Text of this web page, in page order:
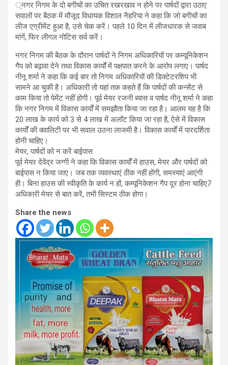
्नगर निगम के दो बगीचों का उचित रखरखाव न होने पर पार्षदों द्वारा उठाए
सवालों पर बैठक में मौजूद विधायक विशाल नैहरिया ने कहा कि जो बगीचों का
लीज एग्रीमेंट हुआ है, उसे चेक करें। पहले 10 दिन में लीजधारक से जवाब
मांगें, फिर लीगल नोटिस सर्व करें।
नगर निगम की बैठक के दौरान पार्षदों ने निगम अधिकारियों पर कम्यूनिकेशन
गैप को बढ़ावा देने तथा विकास कार्यों में पक्षपात करने के आरोप लगाए। पार्षद
नीनू शर्मा ने कहा कि कई बार तो निगम अधिकारियों की डिक्टेटरशिप भी
सामने आ चुकी है। अधिकारी तो यहां तक कहते हैं कि पार्षदों की कन्सेंट से
काम किया तो पेमेंट नहीं होगी। पूर्व मेयर रजनी ब्यास व पार्षद नीनू शर्मा ने कहा
कि नगर निगम में विकास कार्यों में समझौता किया जा रहा है। आलम यह है कि
20 लाख के कार्य को 3 से 4 लाख में अलॉट किया जा रहा है, ऐसे में विकास
कार्यों की क्वालिटी पर भी सवाल उठना लाजमी है। विकास कार्यों में पारदर्शिता
होनी चाहिए।
मेयर, पार्षदों को न करें बाईपास
पूर्व मेयर देवेंद्र जग्गी ने कहा कि विकास कार्यों में हाउस, मेयर और पार्षदों को
बाईपास न किया जाए। जब तक व्यवस्थाएं ठीक नहीं होंगी, समस्याएं आएंगी
ही। बिना हाउस की स्वीकृति के कार्य न हों, कम्यूनिकेशन गैप दूर होना चाहिए7
अधिकारी मेयर से बात करें, तभी सिस्टम ठीक होगा।
Share the news